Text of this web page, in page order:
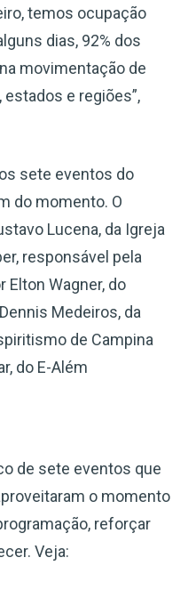
temos ocupação
dias, 92% dos
movimentação de
e regiões”,
sete eventos do
do momento. O
Lucena, da Igreja
responsável pela
Elton Wagner, do
Medeiros, da
de Campina
do E-Além
de sete eventos que
o momento
reforçar
Veja: